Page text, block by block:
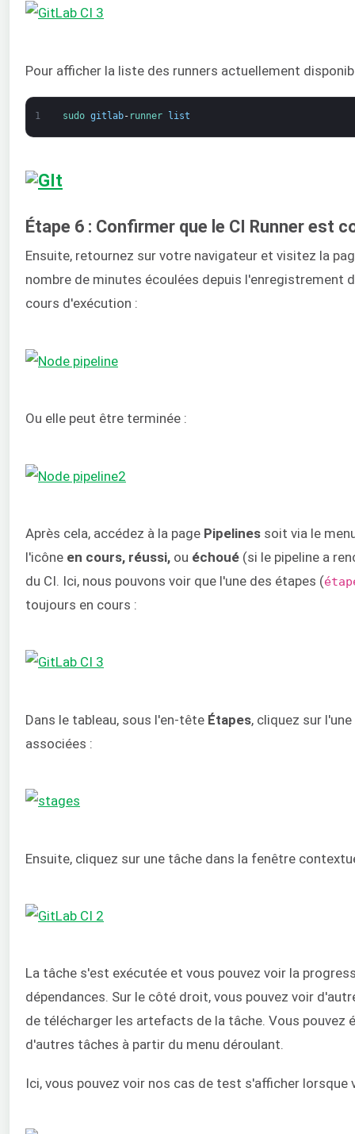
Pour afficher la liste des runners actuellement
1 sudo gitlab- runner list
Étape 6 : Confirmer que le CI Runner est
Ensuite, retournez sur votre navigateur et visitez la
nombre de minutes écoulées depuis l'enregistrement
cours d'exécution :
Ou elle peut être terminée :
Après cela, accédez à la page Pipelines soit via le
l'icône en cours, réussi, ou échoué (si le pipeline a
du CI. Ici, nous pouvons voir que l'une des étapes (
toujours en cours :
Dans le tableau, sous l'en-tête Étapes, cliquez sur
associées :
Ensuite, cliquez sur une tâche dans la fenêtre
La tâche s'est exécutée et vous pouvez voir la
dépendances. Sur le côté droit, vous pouvez voir
de télécharger les artefacts de la tâche. Vous pouvez
d'autres tâches à partir du menu déroulant.
Ici, vous pouvez voir nos cas de test s'afficher